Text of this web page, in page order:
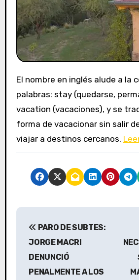
El nombre en inglés alude a la conjunción de dos
palabras: stay (quedarse,
vacation (vacaciones), y se
forma de vacacionar sin salir
viajar a destinos cercanos.
N
PARO DE SUBTES:
JORGE MACRI
DENUNCIÓ
PENALMENTE A LOS